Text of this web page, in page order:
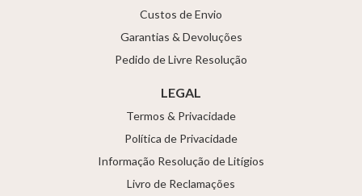
Custos de Envio
Garantias & Devoluções
Pedido de Livre Resolução
LEGAL
Termos & Privacidade
Política de Privacidade
Informação Resolução de Litígios
Livro de Reclamações